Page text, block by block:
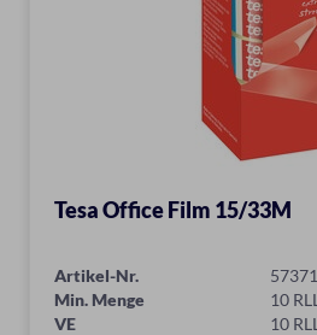
Tesa Office Film 15/33M
Artikel-Nr.
57371
Min. Menge
10 RLL
VE
10 RLL